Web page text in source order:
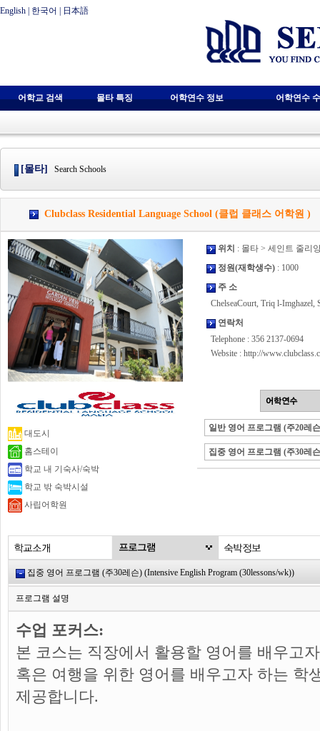
English 한국어 日本語
어학교 검색 몰타 특징 어학연수 정보 어학연수
[몰타] Search Schools
Clubclass Residential Language School (클럽 클래스 어학원 )
대도시
홈스테이
학교 내 기숙사/숙박
학교 밖 숙박시설
사립어학원
위치 : 몰타 > 세인트 줄리
정원(재학생수) : 1000
주 소
ChelseaCourt, Triq l-Imghazel,
연락처
Telephone : 356 2137-0694
Website : http://
일반 영어 프로그램 (주20레
집중 영어 프로그램 (주30레
집중 영어 프로그램 (주30레슨) (Intensive English Program (30lessons/wk))
프로그램 설명
수업 포커스:
본 코스는 직장에서 활용할 영어를 배우고
혹은 여행을 위한 영어를 배우고자 하는 학
제공합니다.